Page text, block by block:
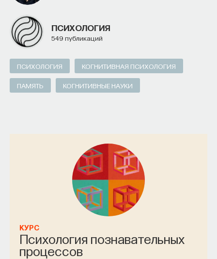
ПСИХОЛОГИЯ
549 публикаций
ПСИХОЛОГИЯ КОГНИТИВНАЯ ПСИХОЛОГИЯ
ПАМЯТЬ КОГНИТИВНЫЕ НАУКИ
КУРС
Психология познавательных
процессов